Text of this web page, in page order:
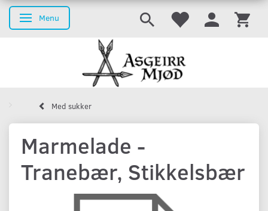
Skifte navigation
Menu
Med sukker
Marmelade -
Tranebær, Stikkelsbær